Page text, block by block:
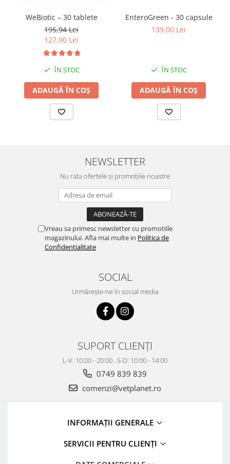
WeBiotic – 30 tablete
195,94 Lei
127,90 Lei
ÎN STOC
ADAUGĂ ÎN COȘ
EnteroGreen - 30 capsule
139,00 Lei
ÎN STOC
ADAUGĂ ÎN COȘ
NEWSLETTER
Nu rata ofertele și promoțiile noastre
Vreau sa primesc newsletter cu promotiile
magazinului. Afla mai multe in Politica de
Confidentialitate
SOCIAL
Urmărește-ne în social media
SUPORT CLIENȚI
L-V: 10:00 - 20:00 , S-D: 10:00 - 14:00
0749 839 839
comenzi@vetplanet.ro
INFORMAȚII GENERALE
SERVICII PENTRU CLIENȚI